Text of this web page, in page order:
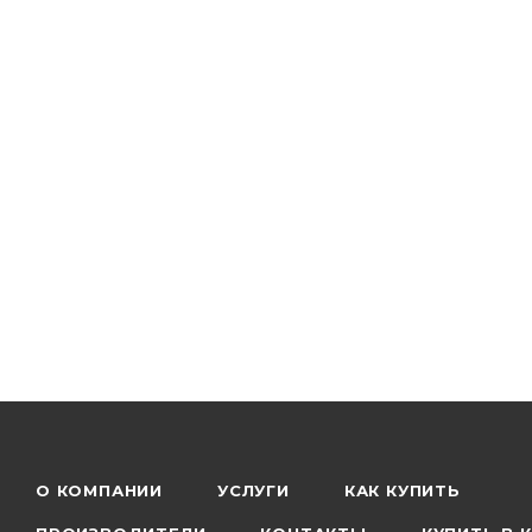
О КОМПАНИИ УСЛУГИ КАК КУПИТЬ